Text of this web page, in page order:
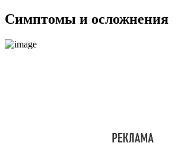
Симптомы и осложнения